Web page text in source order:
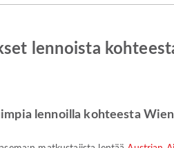
lennoista
lennoilla kohteesta